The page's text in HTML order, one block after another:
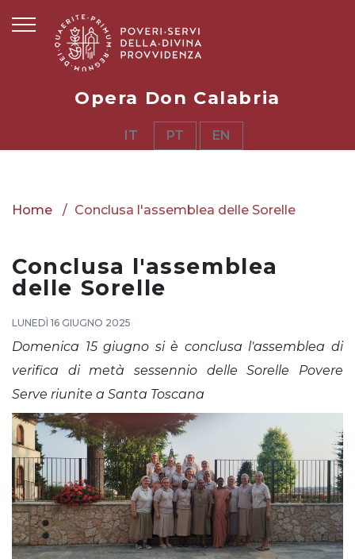
Opera Don Calabria
IT PT EN
Home Conclusa l'assemblea delle Sorelle
Conclusa l'assemblea
delle Sorelle
LUNEDÌ 16 GIUGNO 2025
Domenica 15 giugno si è conclusa l'assemblea di
verifica di metà sessennio delle Sorelle Povere
Serve riunite a Santa Toscana